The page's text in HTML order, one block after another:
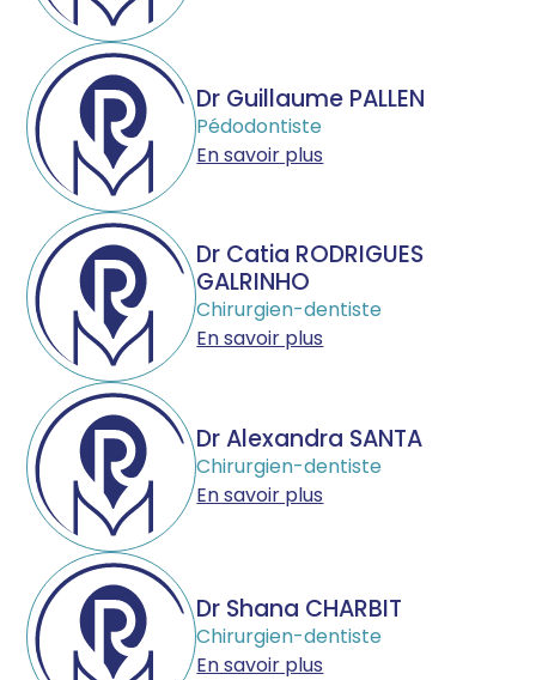
Dr Guillaume PALLEN
Pédodontiste
En savoir plus
Dr Catia RODRIGUES
GALRINHO
Chirurgien-dentiste
En savoir plus
Dr Alexandra SANTA
Chirurgien-dentiste
En savoir plus
Dr Shana CHARBIT
Chirurgien-dentiste
En savoir plus